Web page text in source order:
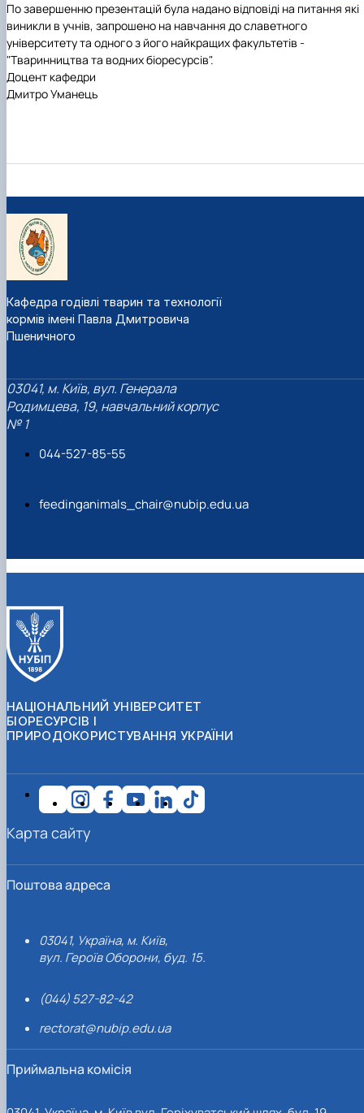
По завершенню презентацій була надано відповіді на питання які
виникли в учнів, запрошено на навчання до славетного
університету та одного з його найкращих факультетів -
"Тваринництва та водних біоресурсів".
Доцент кафедри
Дмитро Уманець
Кафедра годівлі тварин та технології
кормів імені Павла Дмитровича
Пшеничного
03041, м. Київ, вул. Генерала
Родимцева, 19, навчальний корпус
№ 1
044-527-85-55
feedinganimals_chair@nubip.edu.ua
НАЦІОНАЛЬНИЙ УНІВЕРСИТЕТ
БІОРЕСУРСІВ І
ПРИРОДОКОРИСТУВАННЯ УКРАЇНИ
Поштова адреса
03041, Україна, м. Київ,
вул. Героїв Оборони, буд. 15.
(044) 527-82-42
rectorat@nubip.edu.ua
Приймальна комісія
Карта сайту